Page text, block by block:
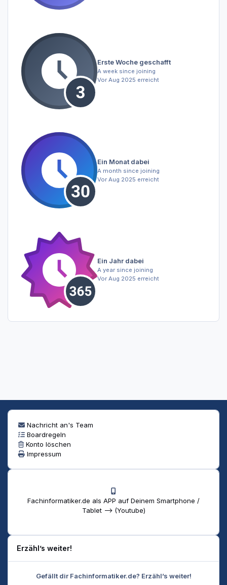
Erste Woche geschafft
A week since joining
Vor Aug 2025 erreicht
Ein Monat dabei
A month since joining
Vor Aug 2025 erreicht
Ein Jahr dabei
A year since joining
Vor Aug 2025 erreicht
Nachricht an's Team
Boardregeln
Konto löschen
Impressum
Fachinformatiker.de als APP auf Deinem Smartphone /
Tablet --> (Youtube)
Erzähl’s weiter!
Gefällt dir Fachinformatiker.de? Erzähl’s weiter!